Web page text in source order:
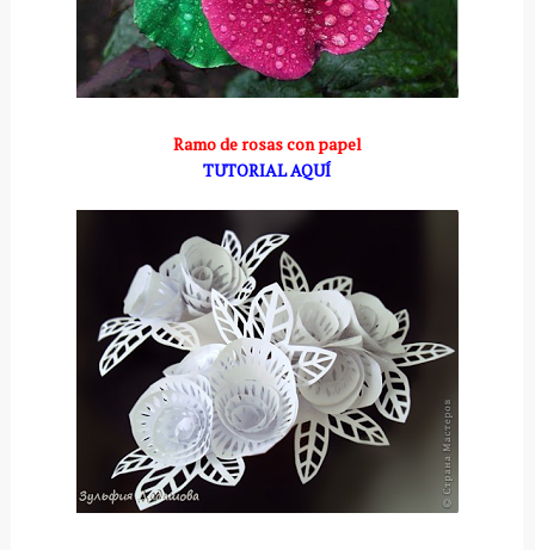
Ramo de rosas con papel
TUTORIAL AQUÍ